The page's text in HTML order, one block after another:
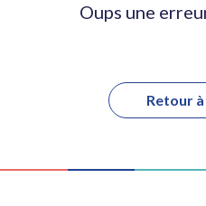
Oups une
Retour